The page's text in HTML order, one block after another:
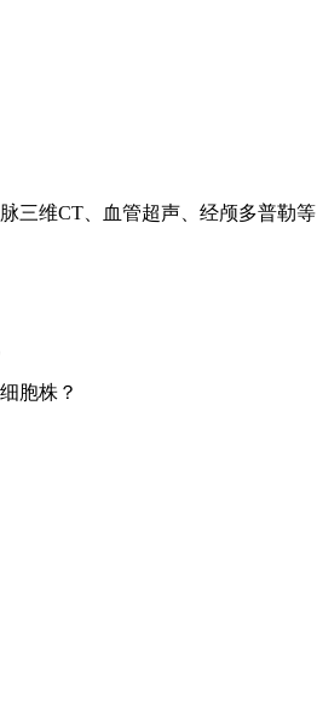
维CT、血管超声、经颅多普勒等
胞株？